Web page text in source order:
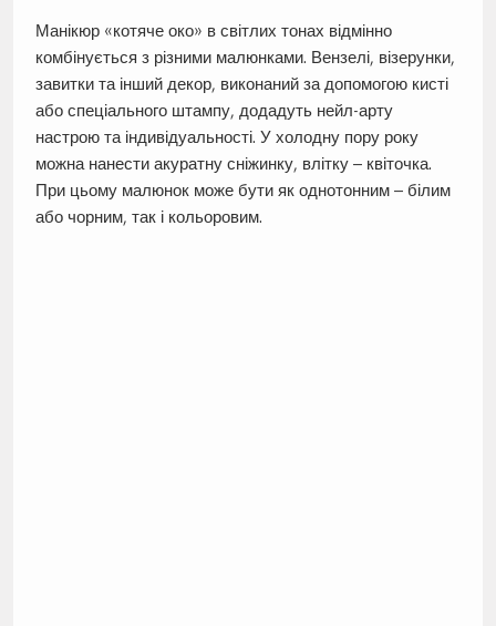
Манікюр «котяче око» в світлих тонах відмінно
комбінується з різними малюнками. Вензелі, візерунки,
завитки та інший декор, виконаний за допомогою кисті
або спеціального штампу, додадуть нейл-арту
настрою та індивідуальності. У холодну пору року
можна нанести акуратну сніжинку, влітку – квіточка.
При цьому малюнок може бути як однотонним – білим
або чорним, так і кольоровим.